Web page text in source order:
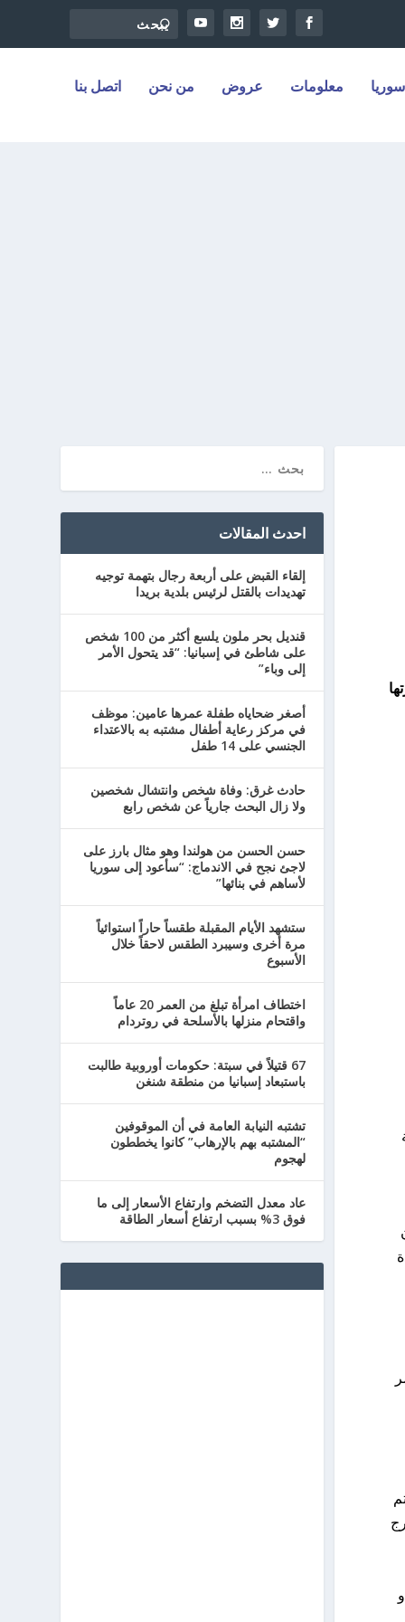
معلومات عروض من نحن اتصل بنا
احدث المقالات
إلقاء القبض على أربعة رجال بتهمة توجيه
تهديدات بالقتل لرئيس بلدية بريدا
قنديل بحر ملون يلسع أكثر من 100 شخص
على شاطئ في إسبانيا: “قد يتحول الأمر
إلى وباء”
أصغر ضحاياه طفلة عمرها عامين: موظف
في مركز رعاية أطفال مشتبه به بالاعتداء
الجنسي على 14 طفل
حادث غرق: وفاة شخص وانتشال شخصين
ولا زال البحث جارياً عن شخص رابع
حسن الحسن من هولندا وهو مثال بارز على
لاجئ نجح في الاندماج: “سأعود إلى سوريا
لأساهم في بنائها”
ستشهد الأيام المقبلة طقساً حاراً استوائياً
مرة أخرى وسيبرد الطقس لاحقاً خلال
الأسبوع
اختطاف امرأة تبلغ من العمر 20 عاماً
واقتحام منزلها بالأسلحة في روتردام
67 قتيلاً في سبتة: حكومات أوروبية طالبت
باستبعاد إسبانيا من منطقة شنغن
تشتبه النيابة العامة في أن الموقوفين
“المشتبه بهم بالإرهاب” كانوا يخططون
لهجوم
عاد معدل التضخم وارتفاع الأسعار إلى ما
فوق 3% بسبب ارتفاع أسعار الطاقة